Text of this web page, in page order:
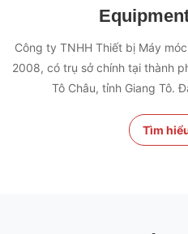
Công ty TNHH Thiết bị Máy
2008, có trụ sở chính tại thành
Tô Châu, tỉnh Giang Tô.
Tìm